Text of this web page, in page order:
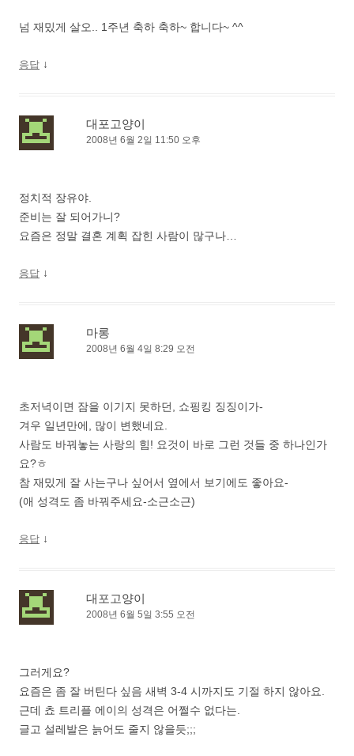
넘 재밌게 살오.. 1주년 축하 축하~ 합니다~ ^^
응답 ↓
대포고양이
2008년 6월 2일 11:50 오후
정치적 장유야.
준비는 잘 되어가니?
요즘은 정말 결혼 계획 잡힌 사람이 많구나…
응답 ↓
마롱
2008년 6월 4일 8:29 오전
초저녁이면 잠을 이기지 못하던, 쇼핑킹 징징이가-
겨우 일년만에, 많이 변했네요.
사람도 바꿔놓는 사랑의 힘! 요것이 바로 그런 것들 중 하나인가
요?ㅎ
참 재밌게 잘 사는구나 싶어서 옆에서 보기에도 좋아요-
(애 성격도 좀 바꿔주세요-소근소근)
응답 ↓
대포고양이
2008년 6월 5일 3:55 오전
그러게요?
요즘은 좀 잘 버틴다 싶음 새벽 3-4 시까지도 기절 하지 않아요.
근데 쵸 트리플 에이의 성격은 어쩔수 없다는.
글고 설레발은 늙어도 줄지 않을듯;;;